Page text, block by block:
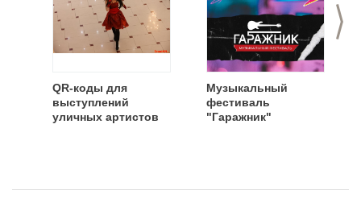
>
QR-коды для
выступлений
уличных артистов
Музыкальный
фестиваль
"Гаражник"